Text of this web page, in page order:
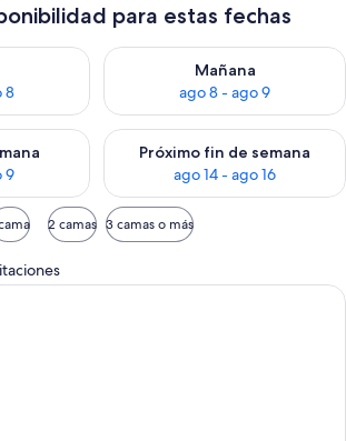
para estas fechas
8
para hoy ago 7 - ago 8
Mañana
ago 8 - ago 9
Consulta la disponibilidad
9
para este fin de semana ago 7 -
Próximo fin de semana
ago 14 - ago 16
Consulta la disponibilidad
2 camas 3 camas o más